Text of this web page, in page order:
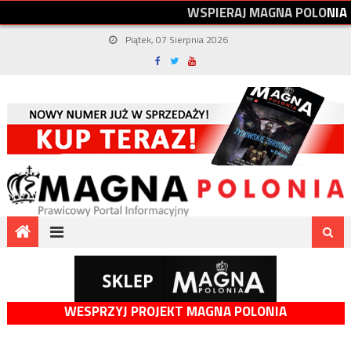
WSPIERAJMAGNAPOLONIA
Piątek, 07 Sierpnia 2026
WESPRZYJ PROJEKT MAGNA POLONIA